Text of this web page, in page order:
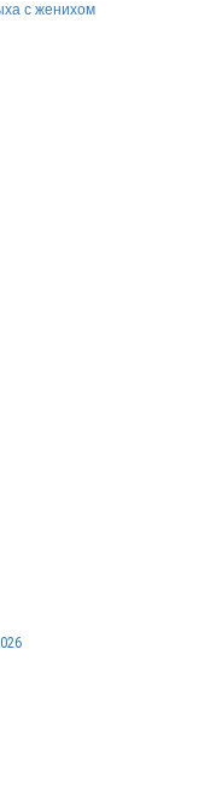
с женихом